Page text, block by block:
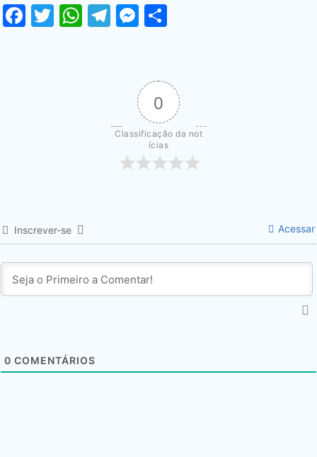
Facebook
Twitter
WhatsApp
Telegram
Messenger
0
Classificação da not
ícias
Inscrever-se Acessar
0 COMENTÁRIOS